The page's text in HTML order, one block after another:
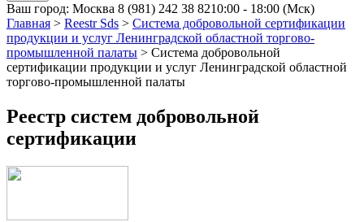
Ваш город: Москва 8 (981) 242 38 8210:00 - 18:00 (Мск)
Главная > Reestr Sds > Система добровольной сертификации
продукции и услуг Ленинградской областной торгово-
промышленной палаты > Система добровольной
сертификации продукции и услуг Ленинградской областной
торгово-промышленной палаты
Реестр систем добровольной
сертификации